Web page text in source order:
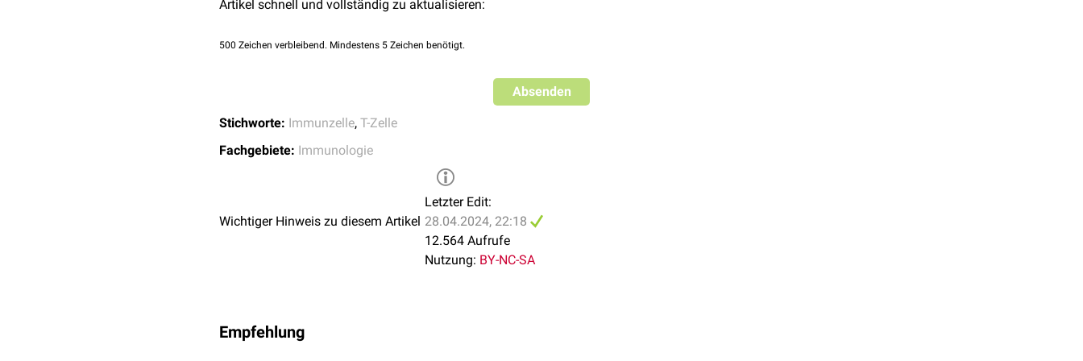
Artikel schnell und vollständig zu aktualisieren:
500 Zeichen verbleibend. Mindestens 5 Zeichen benötigt.
Absenden
Stichworte: Immunzelle, T-Zelle
Fachgebiete: Immunologie
Wichtiger Hinweis zu diesem Artikel
Letzter Edit:
28.04.2024, 22:18
12.564 Aufrufe
Nutzung: BY-NC-SA
Empfehlung